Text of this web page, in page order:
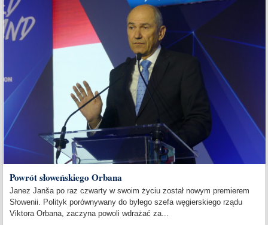
Powrót słoweńskiego Orbana
Janez Janša po raz czwarty w swoim życiu został nowym premierem
Słowenii. Polityk porównywany do byłego szefa węgierskiego rządu
Viktora Orbana, zaczyna powoli wdrażać za...